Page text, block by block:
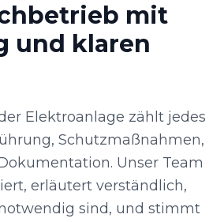
mit
und klaren
Elektroanlage zählt jedes
Schutzmaßnahmen,
Unser Team
erläutert verständlich,
sind, und stimmt